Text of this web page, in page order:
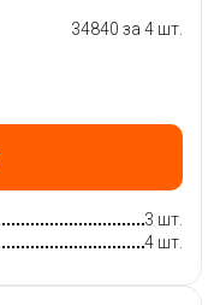
34840 за 4 шт.
3 шт.
4 шт.